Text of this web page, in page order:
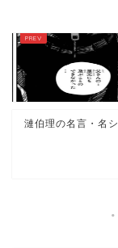
漣伯理の名言・名